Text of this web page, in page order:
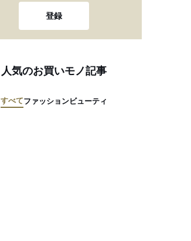
登録
人気のお買いモノ記事
すべてファッションビューティ